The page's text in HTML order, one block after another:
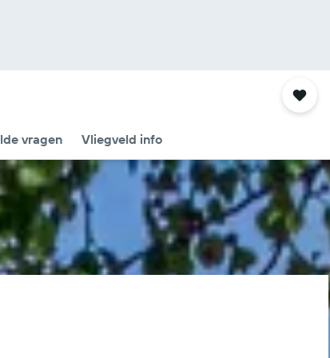
vragen Vliegveld info